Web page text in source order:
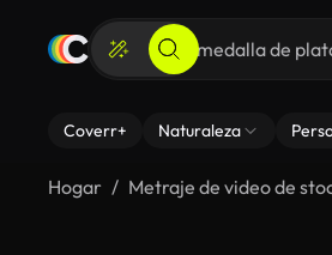
Coverr+ Naturaleza
Hogar Metraje de video de